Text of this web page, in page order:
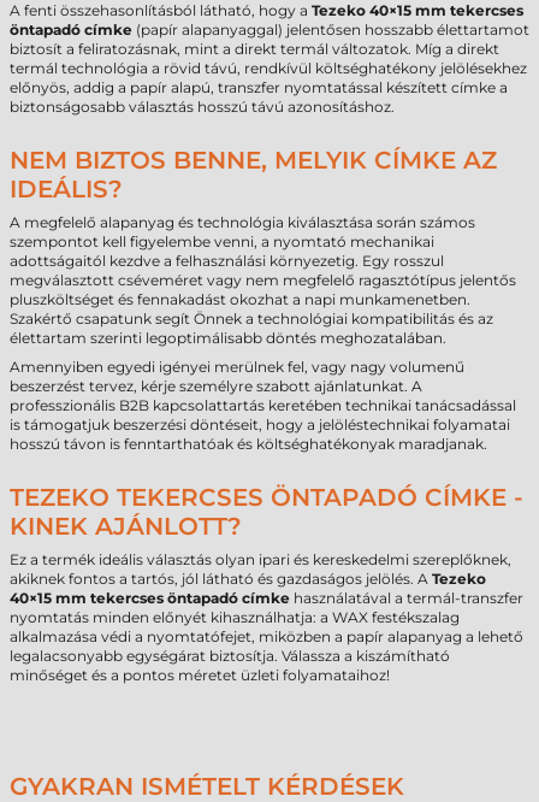
A fenti összehasonlításból látható, hogy a Tezeko 40×15 mm tekercses
öntapadó címke (papír alapanyaggal) jelentősen hosszabb élettartamot
biztosít a feliratozásnak, mint a direkt termál változatok. Míg a direkt
termál technológia a rövid távú, rendkívül költséghatékony jelölésekhez
előnyös, addig a papír alapú, transzfer nyomtatással készített címke a
biztonságosabb választás hosszú távú azonosításhoz.
NEM BIZTOS BENNE, MELYIK CÍMKE AZ
IDEÁLIS?
A megfelelő alapanyag és technológia kiválasztása során számos
szempontot kell figyelembe venni, a nyomtató mechanikai
adottságaitól kezdve a felhasználási környezetig. Egy rosszul
megválasztott cséveméret vagy nem megfelelő ragasztótípus jelentős
pluszköltséget és fennakadást okozhat a napi munkamenetben.
Szakértő csapatunk segít Önnek a technológiai kompatibilitás és az
élettartam szerinti legoptimálisabb döntés meghozatalában.
Amennyiben egyedi igényei merülnek fel, vagy nagy volumenű
beszerzést tervez, kérje személyre szabott ajánlatunkat. A
professzionális B2B kapcsolattartás keretében technikai tanácsadással
is támogatjuk beszerzési döntéseit, hogy a jelöléstechnikai folyamatai
hosszú távon is fenntarthatóak és költséghatékonyak maradjanak.
TEZEKO TEKERCSES ÖNTAPADÓ CÍMKE -
KINEK AJÁNLOTT?
Ez a termék ideális választás olyan ipari és kereskedelmi szereplőknek,
akiknek fontos a tartós, jól látható és gazdaságos jelölés. A Tezeko
40×15 mm tekercses öntapadó címke használatával a termál-transzfer
nyomtatás minden előnyét kihasználhatja: a WAX festékszalag
alkalmazása védi a nyomtatófejet, miközben a papír alapanyag a lehető
legalacsonyabb egységárat biztosítja. Válassza a kiszámítható
minőséget és a pontos méretet üzleti folyamataihoz!
GYAKRAN ISMÉTELT KÉRDÉSEK